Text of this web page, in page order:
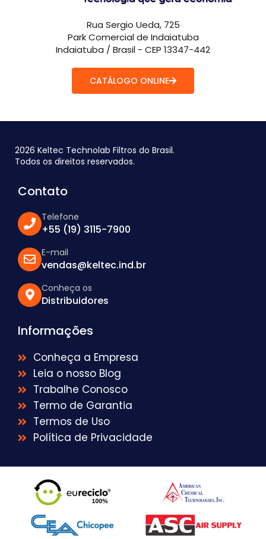
Rua Sergio Ueda, 725
Park Comercial de Indaiatuba
Indaiatuba / Brasil - CEP 13347-442
CATÁLOGO ONLINE
2026 Keltec Technolab Filtros do Brasil.
Todos os direitos reservados.
Contato
Telefone
+55 (19) 3115-7900
E-mail
vendas@keltec.ind.br
Conheça os
Distribuidores
Informações
Conheça a Empresa
Leia o nosso Blog
Trabalhe Conosco
Termo de Garantia
Termos de Uso
Política de Privacidade